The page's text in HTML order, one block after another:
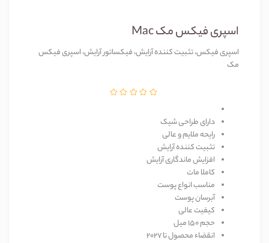
اسپری فیکس مک Mac
اسپری فیکس، تثبیت کننده آرایش، فیکساتور آرایش، اسپری فیکس
مک
دارای طراحی شیک
رایحه ملایم و عالی
تثبیت کننده آرایش
افزایش ماندگاری آرایش
کاملا مات
مناسب انواع پوست
آبرسان پوست
کیفیت عالی
حجم 150 میل
انقضاء محصول تا 2027